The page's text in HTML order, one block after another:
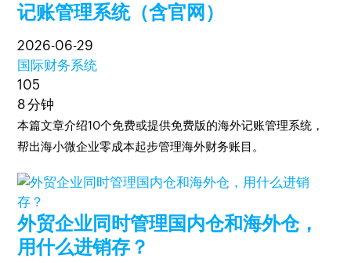
记账管理系统（含官网）
2026-06-29
国际财务系统
105
8 分钟
本篇文章介绍10个免费或提供免费版的海外记账管理系统，
帮出海小微企业零成本起步管理海外财务账目。
外贸企业同时管理国内仓和海外仓，
用什么进销存？